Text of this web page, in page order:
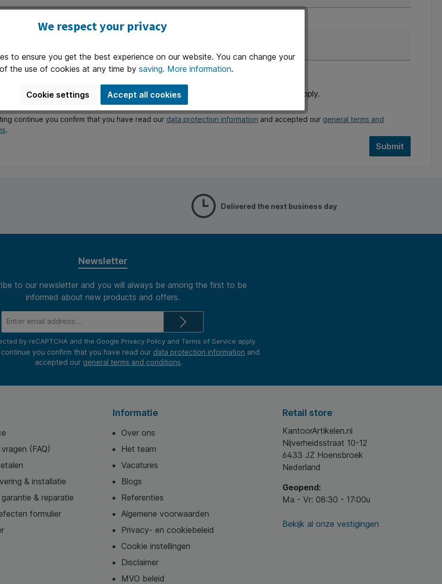
protected by reCAPTCHA and the GooglePrivacy Policy
apply.
continue you confirm that you have read our data protection information and accepted our general terms and
.
Submit
Delivered the next business day
Newsletter
to our newsletter and you will always be among the first to be
informed about new products and offers.
by reCAPTCHA and the Google Privacy Policyand Terms of Service apply.
you confirm that you have read our data protection information and
accepted our general terms and conditions.
(FAQ)
& installatie
& reparatie
formulier
Informatie
Over ons
Het team
Vacatures
Blogs
Referenties
Algemene voorwaarden
Privacy- en cookiebeleid
Cookie instellingen
Disclaimer
MVO beleid
Retail store
KantoorArtikelen.nl
Nijverheidsstraat 10-12
6433 JZ Hoensbroek
Nederland
Geopend:
Ma - Vr: 08:30 - 17:00u
Bekijk al onze vestigingen
We respect your privacy
to ensure you get the best experience on our website. You can change your
the use of cookies at any time by saving. More information.
Cookie settings Accept all cookies